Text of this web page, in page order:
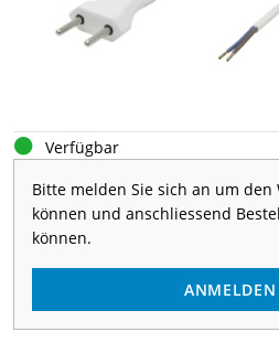
Verfügbar
Bitte melden Sie sich an um
können und anschliessend
können.
ANMELDEN